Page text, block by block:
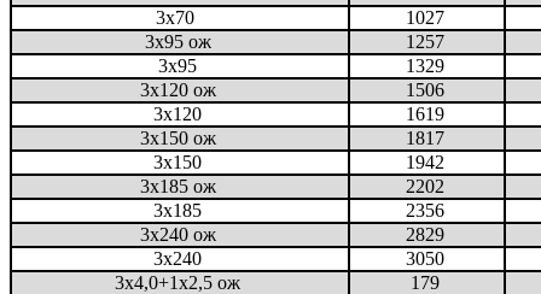
3x70
1027
3x95 ож
1257
3x95
1329
3x120 ож
1506
3x120
1619
3x150 ож
1817
3x150
1942
3x185 ож
2202
3x185
2356
3x240 ож
2829
3x240
3050
3x4,0+1x2,5 ож
179